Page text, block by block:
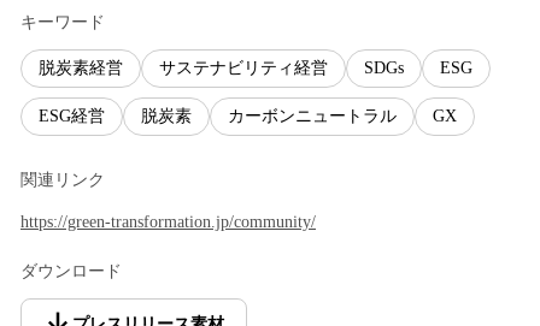
キーワード
脱炭素経営 サステナビリティ経営 SDGs ESG
ESG経営 脱炭素 カーボンニュートラル GX
関連リンク
https://green-transformation.jp/community/
ダウンロード